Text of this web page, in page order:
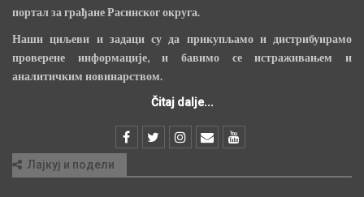
портал за грађане Расинског округа.
Наши циљеви и задаци су да прикупљамо и дистрибуирамо
проверене информације, и бавимо се истраживањем и
аналитичким новинарством.
Čitaj dalje...
Лајкуј и подели